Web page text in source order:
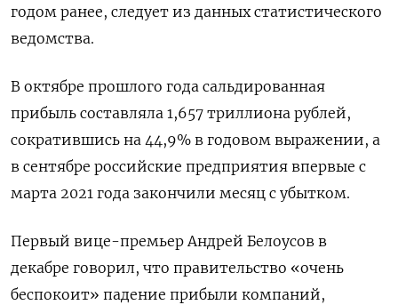
годом ранее, следует из данных статистического
ведомства.
В октябре прошлого года сальдированная
прибыль составляла 1,657 триллиона рублей,
сократившись на 44,9% в годовом выражении, а
в сентябре российские предприятия впервые с
марта 2021 года закончили месяц с убытком.
Первый вице-премьер Андрей Белоусов в
декабре говорил, что правительство «очень
беспокоит» падение прибыли компаний,